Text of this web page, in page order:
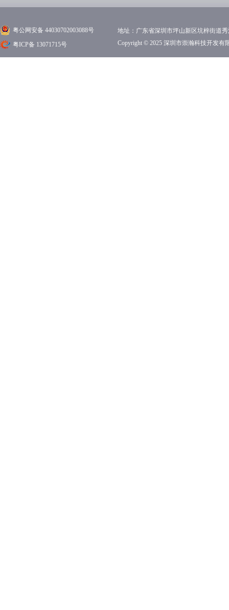
粤公网安备 44030702003088号
粤ICP备 13071715号
地址：广东省深圳市坪山新区坑梓街道
Copyright © 2025 深圳市崇瀚科技开发有